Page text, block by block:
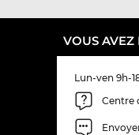
VOUS AVEZ
Lun-ven 9h-
Centre